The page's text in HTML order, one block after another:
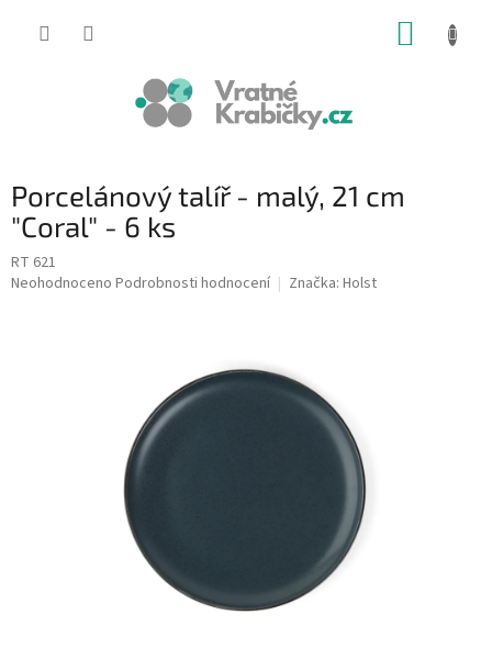
Porcelánový talíř - malý, 21 cm
"Coral" - 6 ks
RT 621
Průměrné
Neohodnoceno Podrobnosti hodnocení Značka: Holst